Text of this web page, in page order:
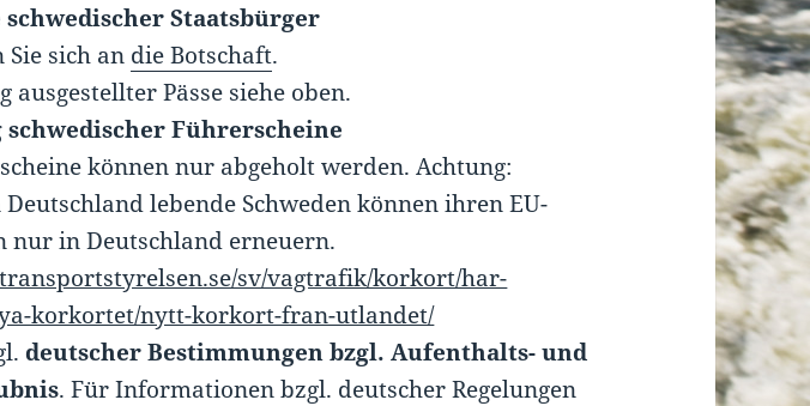
schwedischer Staatsbürger
sich an die Botschaft.
ausgestellter Pässe siehe oben.
Führerscheine
können nur abgeholt werden. Achtung:
lebende Schweden können ihren EU-
nur in Deutschland erneuern.
sv/vagtrafik/korkort/har-
korkortet/nytt-korkort-fran-utlandet/
deutscher Bestimmungen bzgl. Aufenthalts- und
. Für Informationen bzgl. deutscher Regelungen